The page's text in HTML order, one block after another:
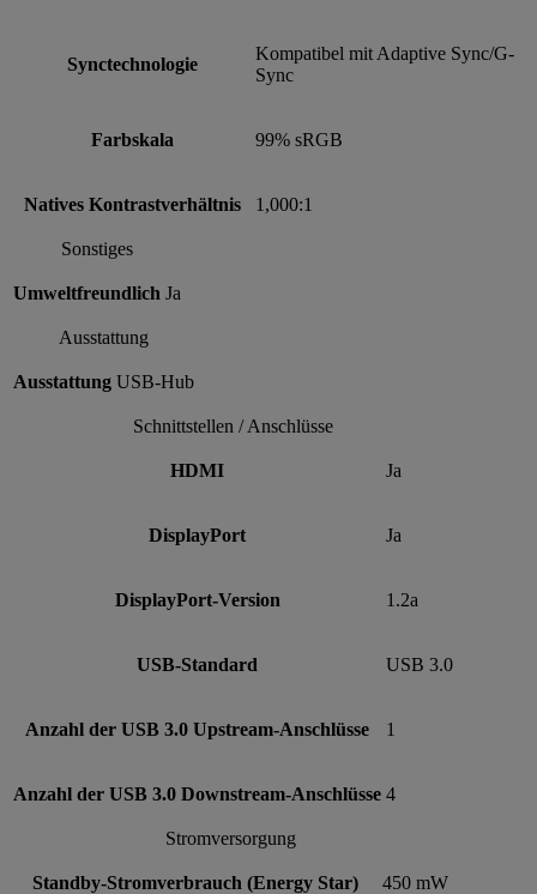
Synctechnologie
Kompatibel mit Adaptive Sync/G-
Sync
Farbskala 99% sRGB
Natives Kontrastverhältnis 1,000:1
Sonstiges
Umweltfreundlich Ja
Ausstattung
Ausstattung USB-Hub
Schnittstellen / Anschlüsse
HDMI Ja
DisplayPort Ja
DisplayPort-Version 1.2a
USB-Standard USB 3.0
Anzahl der USB 3.0 Upstream-Anschlüsse 1
Anzahl der USB 3.0 Downstream-Anschlüsse 4
Stromversorgung
Standby-Stromverbrauch (Energy Star) 450 mW